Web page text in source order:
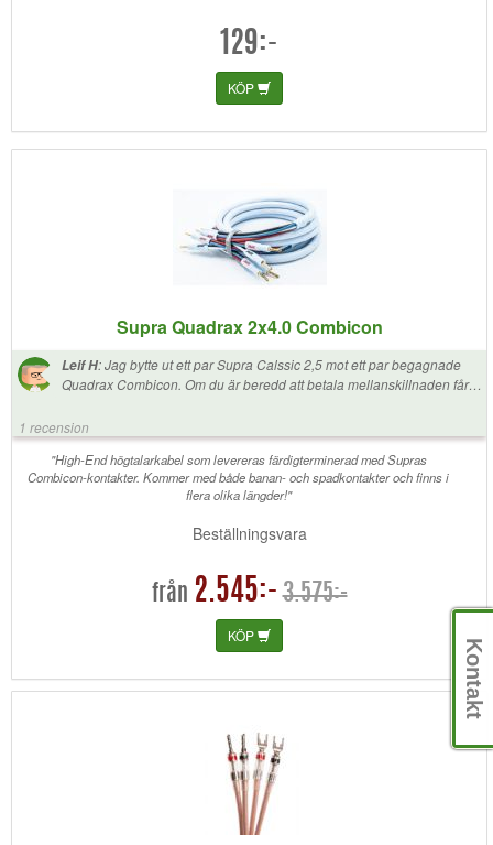
129:-
KÖP
Supra Quadrax 2x4.0 Combicon
Leif H:Jag bytte ut ett par Supra Calssic 2,5 mot ett par begagnade
Quadrax Combicon. Om du är beredd att betala mellanskillnaden får
1 recension
"High-End högtalarkabel som levereras färdigterminerad med Supras
Combicon-kontakter. Kommer med både banan- och spadkontakter och finns i
flera olika längder!"
Beställningsvara
från 2.545:- 3.575:-
KÖP
Kontakt